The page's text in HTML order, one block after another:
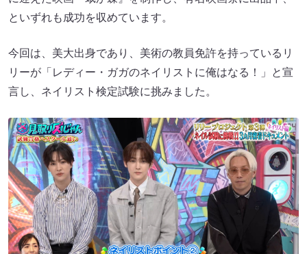
といずれも成功を収めています。
今回は、美大出身であり、美術の教員免許を持っているリ
リーが「レディー・ガガのネイリストに俺はなる！」と宣
言し、ネイリスト検定試験に挑みました。